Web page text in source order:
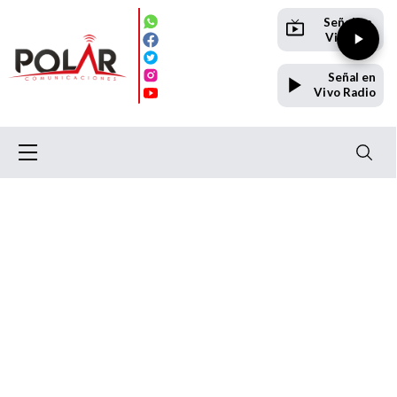
Señal en
Vivo TV
Señal en
Vivo Radio